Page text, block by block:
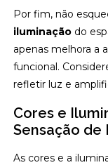
Por fim, não
iluminação do
apenas melhora a
funcional.
refletir luz e
Cores e
Sensação de
As cores e a